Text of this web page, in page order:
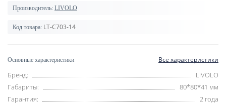
Производитель: LIVOLO
Код товара: LT-C703-14
Основные характеристики Все характеристики
Бренд:
LIVOLO
Габариты:
80*80*41 мм
Гарантия:
2 года